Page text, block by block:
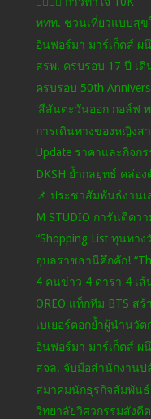
ททท. ชวนเที่ยวแบบสุข
อินฟอร์มา มาร์เก็ตส์ ผ
สรพ. ครบรอบ 17 ปี เ
ครบรอบ 50th
'สีสันตะวันออก กอล์ฟ พ
การเดินทางของหญิงส
Update ราคาและกิจก
DKSH ย้ำกลยุทธ์ คล่อ
📌 ประชาสัมพันธ์งาน
M STUDIO การันตีค
“Shopping List ทุนทา
อุบลราชธานีคึกคัก!
4 คนข่าว 4 ดารา 4 เส้
OREO แท็กทีม BTS ส
เบเยอร์ตอกย้ำผู้นำนวั
อินฟอร์มา มาร์เก็ตส์ ผ
สจล. จับมือสำนักงานป
สมาคมนักธุรกิจสัมพันธ์
วิทยาลัยวิศวกรรมสังคี